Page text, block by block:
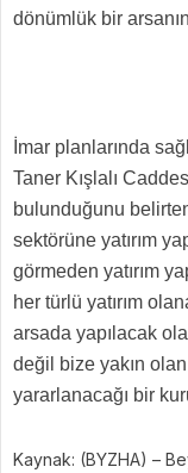
dönümlük bir
İmar planlarında
Taner Kışlalı
bulunduğunu
sektörüne yatırım
görmeden yatırım
her türlü yatırım
arsada yapılacak
değil bize yakın
yararlanacağı bir
Kaynak: (BYZHA) –